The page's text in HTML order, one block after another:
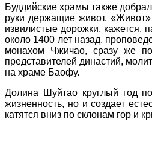
Буддийские храмы также
руки держащие живот.
извилистые дорожки, кажется,
около 1400 лет назад,
монахом Чжичао, сразу же
представителей династий,
на храме Баофу.
Долина Шуйтао круглый год
жизненность, но и создает
катятся вниз по склонам гор и